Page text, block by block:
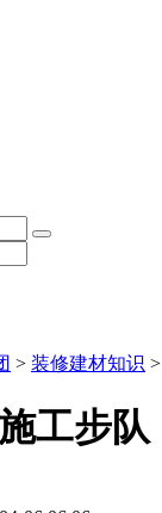
> 装修建材知识 >
工步队